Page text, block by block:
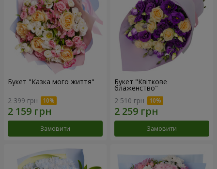
Букет "Казка мого життя"
2 399 грн
Замовити
Букет "Квіткове
блаженство"
2 510 грн
Замовити